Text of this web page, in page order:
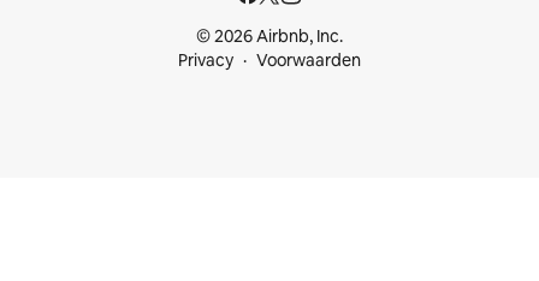
© 2026 Airbnb, Inc.
Privacy
Voorwaarden